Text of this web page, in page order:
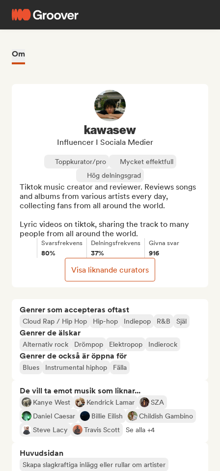
Om
Genrer som accepteras oftast
Cloud Rap / Hip Hop Hip-hop Indiepop R&B Själ
Genrer de älskar
Alternativ rock Drömpop Elektropop Indierock
Genrer de också är öppna för
Blues Instrumental hiphop Fälla
De vill ta emot musik som liknar...
Kanye West Kendrick Lamar
SZA
Daniel Caesar
Billie Eilish
Childish Gambino
Steve Lacy
Travis Scott Se alla +4
Huvudsidan
Skapa slagkraftiga inlägg eller rullar om artister
kawasew
Influencer I Sociala Medier
Toppkurator/pro
Mycket effektfull
Hög delningsgrad
Tiktok music creator and reviewer. Reviews songs
and albums from various artists every day,
collecting fans from all around the world.
Lyric videos on tiktok, sharing the track to many
people from all around the world.
Svarsfrekvens
80%
Delningsfrekvens
37%
Givna svar
916
Visa liknande curators